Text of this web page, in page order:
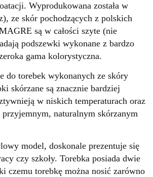
Wyprodukowana została w
ze skór pochodzących z polskich
są w całości szyte (nie
podszewki wykonane z bardzo
gama kolorystyczna.
do torebek wykonanych ze skóry
skórzane są znacznie bardziej
w niskich temperaturach oraz
przyjemnym, naturalnym skórzanym
model, doskonale prezentuje się
czy szkoły. Torebka posiada dwie
czemu torebkę można nosić zarówno